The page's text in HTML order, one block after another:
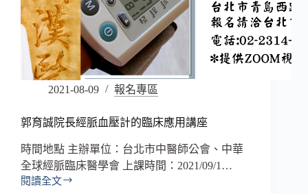
2021-08-09 報名專區
郭育誠院長經脈血壓計的臨床應用講座
時間地點 主辦單位：台北市中醫師公會、中華
全球經脈臨床醫學會 上課時間：2021/09/1…
閱讀全文